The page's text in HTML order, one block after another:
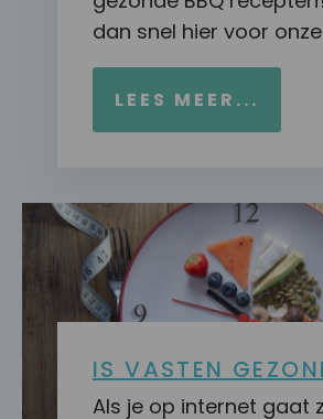
dan snel hier voor
LEES MEER...
IS VASTEN
Als je op internet gaat